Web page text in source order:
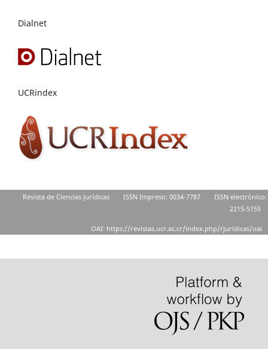
Dialnet
UCRindex
Revista de Ciencias Jurídicas ISSN Impreso: 0034-7787
ISSN electrónico:
2215-5155
OAI: https://revistas.ucr.ac.cr/index.php/rjuridicas/oai